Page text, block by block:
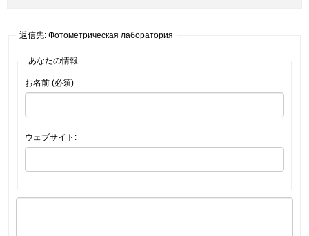
返信先: Фотометрическая лаборатория
あなたの情報:
お名前 (必須)
ウェブサイト: